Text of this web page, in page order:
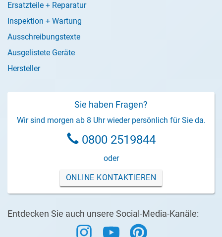
Ersatzteile + Reparatur
Inspektion + Wartung
Ausschreibungstexte
Ausgelistete Geräte
Hersteller
Sie haben Fragen?
Wir sind morgen ab 8 Uhr wieder persönlich für Sie da.
0800 2519844
oder
ONLINE KONTAKTIEREN
Entdecken Sie auch unsere Social-Media-Kanäle: